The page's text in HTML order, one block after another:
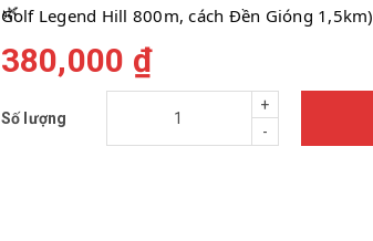
Golf Legend Hill 800m, cách Đền Gióng 1,5km)
380,000 ₫
Số lượng
-
+